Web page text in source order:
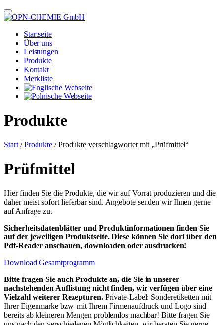
Startseite
Über uns
Leistungen
Produkte
Kontakt
Merkliste
Produkte
Start /Produkte / Produkte verschlagwortet mit „Prüfmittel“
Prüfmittel
Hier finden Sie die Produkte, die wir auf Vorrat produzieren und die
daher meist sofort lieferbar sind. Angebote senden wir Ihnen gerne
auf Anfrage zu.
Sicherheitsdatenblätter und Produktinformationen finden Sie
auf der jeweiligen Produktseite. Diese können Sie dort über den
Pdf-Reader anschauen, downloaden oder ausdrucken!
Download Gesamtprogramm
Bitte fragen Sie auch Produkte an, die Sie in unserer
nachstehenden Auflistung nicht finden, wir verfügen über eine
Vielzahl weiterer Rezepturen. Private-Label: Sonderetiketten mit
Ihrer Eigenmarke bzw. mit Ihrem Firmenaufdruck und Logo sind
bereits ab kleineren Mengen problemlos machbar! Bitte fragen Sie